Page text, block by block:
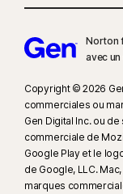
Norton
avec
Copyright © 2026
commerciales ou
Gen Digital Inc. ou
commerciale de
Google Play et le
de Google, LLC.
marques